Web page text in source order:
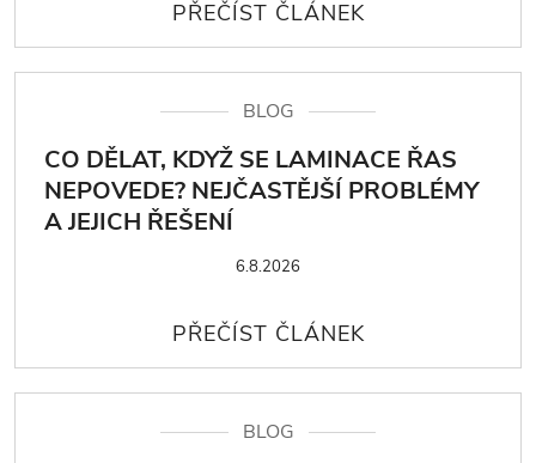
BLOG
CO DĚLAT, KDYŽ SE LAMINACE ŘAS
NEPOVEDE? NEJČASTĚJŠÍ PROBLÉMY
A JEJICH ŘEŠENÍ
6.8.2026
BLOG